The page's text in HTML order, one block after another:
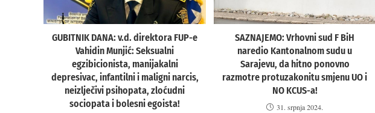
GUBITNIK DANA: v.d. direktora FUP-e
Vahidin Munjić: Seksualni
egzibicionista, manijakalni
depresivac, infantilni i maligni narcis,
neizlječivi psihopata, zloćudni
sociopata i bolesni egoista!
SAZNAJEMO: Vrhovni sud F BiH
naredio Kantonalnom sudu u
Sarajevu, da hitno ponovno
razmotre protuzakonitu smjenu UO i
NO KCUS-a!
31. srpnja 2024.